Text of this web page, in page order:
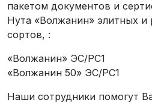
пакетом документов и
Нута «Волжанин» элитных
сортов, :
«Волжанин» ЭС/РС1
«Волжанин 50» ЭС/РС1
Наши сотрудники помогут